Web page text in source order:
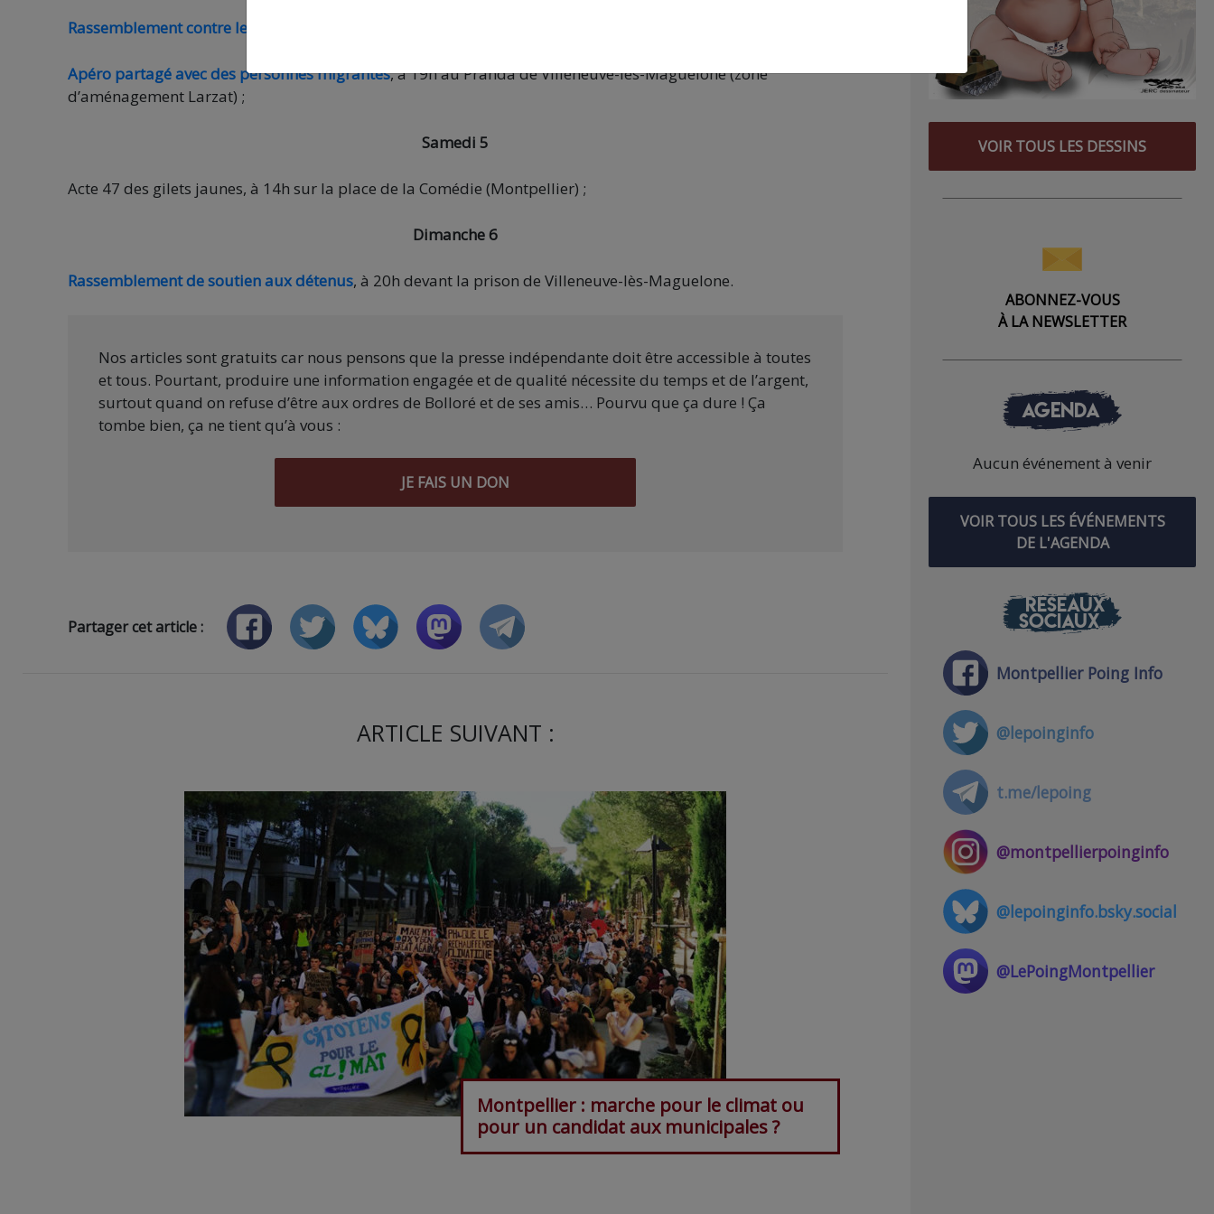
Rassemblement contre les pesticides
Apéro partagé avec des personnes migrantes, à 19h au Prahda de Villeneuve-lès-Maguelone (zone
d’aménagement Larzat) ;
Samedi 5
Acte 47 des gilets jaunes, à 14h sur la place de la Comédie (Montpellier) ;
Dimanche 6
Rassemblement de soutien aux détenus, à 20h devant la prison de Villeneuve-lès-Maguelone.
Nos articles sont gratuits car nous pensons que la presse indépendante doit être accessible à toutes
et tous. Pourtant, produire une information engagée et de qualité nécessite du temps et de l’argent,
surtout quand on refuse d’être aux ordres de Bolloré et de ses amis… Pourvu que ça dure ! Ça
tombe bien, ça ne tient qu’à vous :
JE FAIS UN DON
Partager cet article :
ARTICLE SUIVANT :
Montpellier : marche pour le climat ou
pour un candidat aux municipales ?
VOIR TOUS LES DESSINS
ABONNEZ-VOUS
À LA NEWSLETTER
AGENDA
Aucun événement à venir
VOIR TOUS LES ÉVÉNEMENTS
DE L'AGENDA
RÉSEAUX
SOCIAUX
Montpellier Poing Info
@lepoinginfo
t.me/lepoing
@montpellierpoinginfo
@lepoinginfo.bsky.social
@LePoingMontpellier